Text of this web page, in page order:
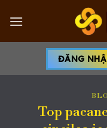
ĐĂNG
Top